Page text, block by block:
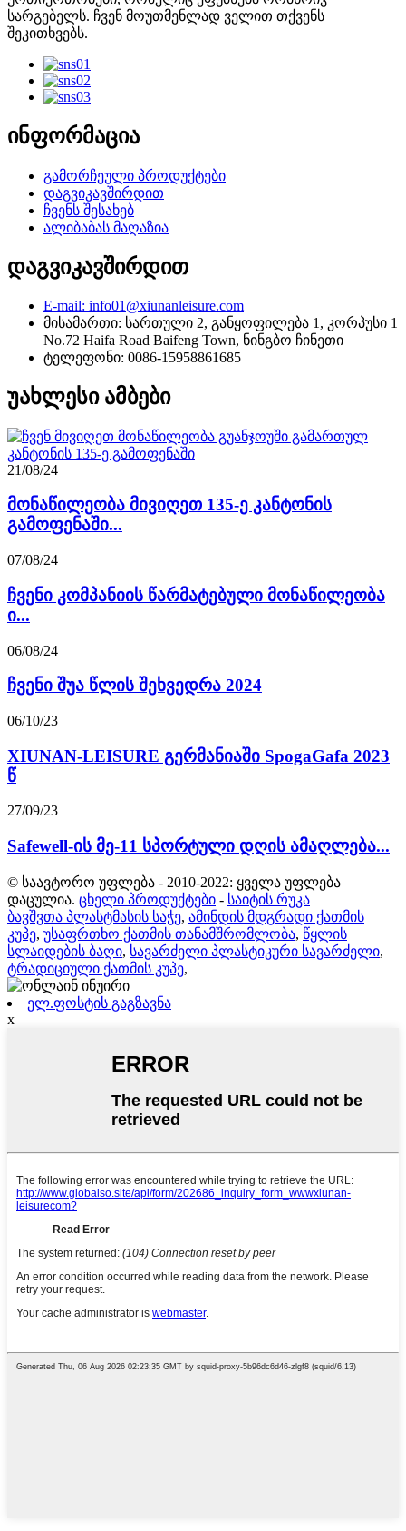
სარგებელს. ჩვენ მოუთმენლად ველით თქვენს
შეკითხვებს.
ინფორმაცია
გამორჩეული პროდუქტები
დაგვიკავშირდით
ჩვენს შესახებ
ალიბაბას მაღაზია
დაგვიკავშირდით
E-mail: info01@xiunanleisure.com
მისამართი: სართული 2, განყოფილება 1, კორპუსი 1
No.72 Haifa Road Baifeng Town, ნინგბო ჩინეთი
ტელეფონი: 0086-15958861685
უახლესი ამბები
21/08/24
მონაწილეობა მივიღეთ 135-ე კანტონის
გამოფენაში...
07/08/24
ჩვენი კომპანიის წარმატებული მონაწილეობა
ი...
06/08/24
ჩვენი შუა წლის შეხვედრა 2024
06/10/23
XIUNAN-LEISURE გერმანიაში SpogaGafa 2023
წ
27/09/23
Safewell-ის მე-11 სპორტული დღის ამაღლება...
© საავტორო უფლება - 2010-2022: ყველა უფლება
დაცულია. ცხელი პროდუქტები - საიტის რუკა
ბავშვთა პლასტმასის საჭე, ამინდის მდგრადი ქათმის
კუპე, უსაფრთხო ქათმის თანამშრომლობა, წყლის
სლაიდების ბაღი, სავარძელი პლასტიკური სავარძელი,
ტრადიციული ქათმის კუპე,
ელ.ფოსტის გაგზავნა
x